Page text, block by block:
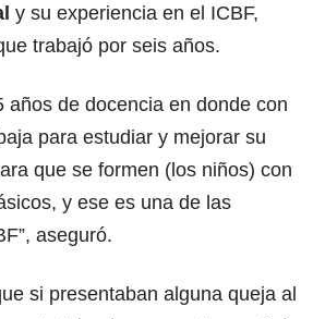
y su experiencia en el ICBF,
trabajó por seis años.
años de docencia en donde con
para estudiar y mejorar su
que se formen (los niños) con
y ese es una de las
aseguró.
si presentaban alguna queja al